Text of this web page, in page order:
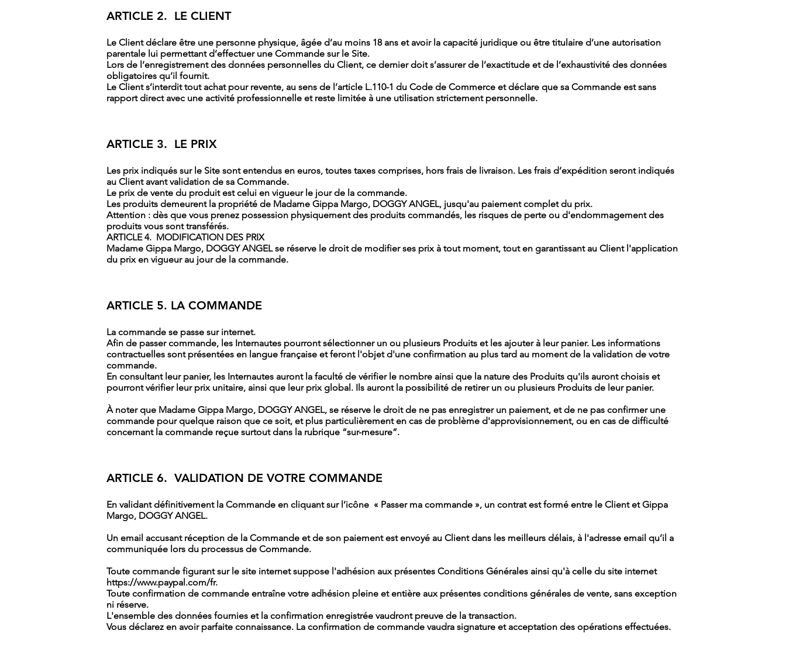
ARTICLE 2. LE CLIENT
Le Client déclare être une personne physique, âgée d’au moins 18 ans et avoir la capacité juridique ou être titulaire d’une autorisation
parentale lui permettant d’effectuer une Commande sur le Site.
Lors de l’enregistrement des données personnelles du Client, ce dernier doit s’assurer de l’exactitude et de l’exhaustivité des données
obligatoires qu’il fournit.
Le Client s’interdit tout achat pour revente, au sens de l’article L.110-1 du Code de Commerce et déclare que sa Commande est sans
rapport direct avec une activité professionnelle et reste limitée à une utilisation strictement personnelle.
ARTICLE 3. LE PRIX
Les prix indiqués sur le Site sont entendus en euros, toutes taxes comprises, hors frais de livraison. Les frais d’expédition seront indiqués
au Client avant validation de sa Commande.
Le prix de vente du produit est celui en vigueur le jour de la commande.
Les produits demeurent la propriété de Madame Gippa Margo, DOGGY ANGEL, jusqu'au paiement complet du prix.
Attention : dès que vous prenez possession physiquement des produits commandés, les risques de perte ou d'endommagement des
produits vous sont transférés.
ARTICLE 4. MODIFICATION DES PRIX
Madame Gippa Margo, DOGGY ANGEL se réserve le droit de modifier ses prix à tout moment, tout en garantissant au Client l'application
du prix en vigueur au jour de la commande.
ARTICLE 5. LA COMMANDE
La commande se passe sur internet.
Afin de passer commande, les Internautes pourront sélectionner un ou plusieurs Produits et les ajouter à leur panier. Les informations
contractuelles sont présentées en langue française et feront l'objet d'une confirmation au plus tard au moment de la validation de votre
commande.
En consultant leur panier, les Internautes auront la faculté de vérifier le nombre ainsi que la nature des Produits qu'ils auront choisis et
pourront vérifier leur prix unitaire, ainsi que leur prix global. Ils auront la possibilité de retirer un ou plusieurs Produits de leur panier.
À noter que Madame Gippa Margo, DOGGY ANGEL, se réserve le droit de ne pas enregistrer un paiement, et de ne pas confirmer une
commande pour quelque raison que ce soit, et plus particulièrement en cas de problème d'approvisionnement, ou en cas de difficulté
concernant la commande reçue surtout dans la rubrique “sur-mesure”.
ARTICLE 6. VALIDATION DE VOTRE COMMANDE
En validant définitivement la Commande en cliquant sur l’icône « Passer ma commande », un contrat est formé entre le Client et Gippa
Margo, DOGGY ANGEL.
Un email accusant réception de la Commande et de son paiement est envoyé au Client dans les meilleurs délais, à l'adresse email qu’il a
communiquée lors du processus de Commande.
Toute commande figurant sur le site internet suppose l'adhésion aux présentes Conditions Générales ainsi qu'à celle du site internet
https://www.paypal.com/fr.
Toute confirmation de commande entraîne votre adhésion pleine et entière aux présentes conditions générales de vente, sans exception
ni réserve.
L'ensemble des données fournies et la confirmation enregistrée vaudront preuve de la transaction.
Vous déclarez en avoir parfaite connaissance. La confirmation de commande vaudra signature et acceptation des opérations effectuées.